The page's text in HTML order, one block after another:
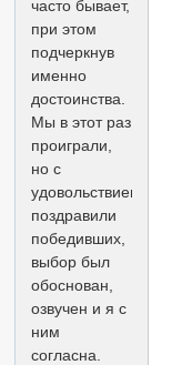
часто бывает,
при этом
подчеркнув
именно
достоинства.
Мы в этот раз
проиграли,
но с
удовольствием
поздравили
победивших,
выбор был
обоснован,
озвучен и я с
ним
согласна.